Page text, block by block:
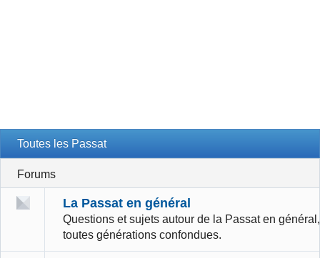
Toutes les Passat
Forums
La Passat en général
Questions et sujets autour de la Passat en général,
toutes générations confondues.